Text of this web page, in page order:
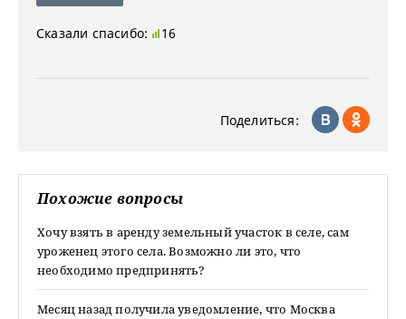
Сказали спасибо: 16
Поделиться:
Похожие вопросы
Хочу взять в аренду земельный участок в селе, сам
уроженец этого села. Возможно ли это, что
необходимо предпринять?
Месяц назад получила уведомление, что Москва